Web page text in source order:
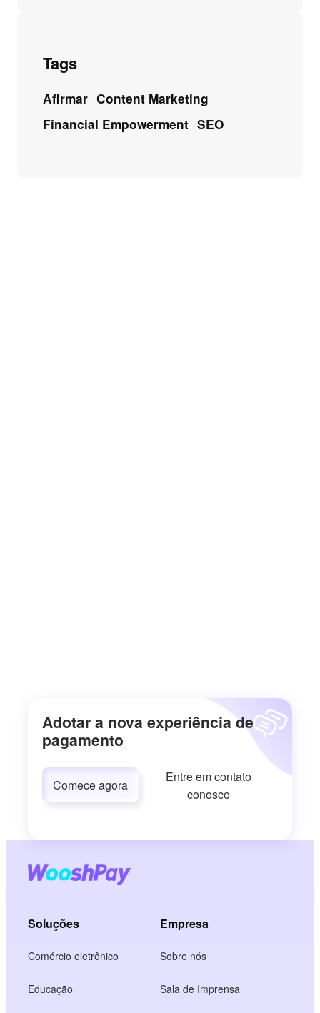
Tags
Afirmar Content Marketing
Financial Empowerment SEO
Adotar a nova experiência de
pagamento
Comece agora
Entre em contato
conosco
Soluções
Comércio eletrônico
Educação
Empresa
Sobre nós
Sala de Imprensa